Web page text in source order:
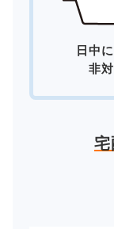
日中
非
宅